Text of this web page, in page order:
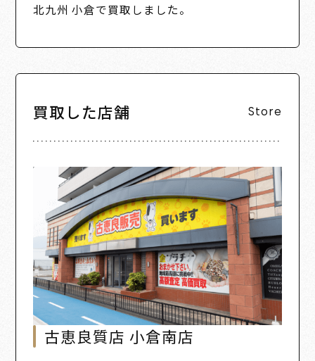
北九州 小倉で買取しました。
買取した店舗 Store
古恵良質店 小倉南店